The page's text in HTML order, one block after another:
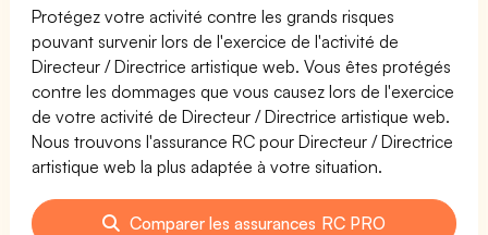
Protégez votre activité contre les grands risques
pouvant survenir lors de l'exercice de l'activité de
Directeur / Directrice artistique web. Vous êtes protégés
contre les dommages que vous causez lors de l'exercice
de votre activité de Directeur / Directrice artistique web.
Nous trouvons l'assurance RC pour Directeur / Directrice
artistique web la plus adaptée à votre situation.
Comparer les assurances RC PRO